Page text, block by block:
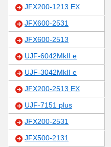
JFX200-1213 EX
JFX600-2531
JFX600-2513
UJF-6042MkII e
UJF-3042MkII e
JFX200-2513 EX
UJF-7151 plus
JFX200-2531
JFX500-2131